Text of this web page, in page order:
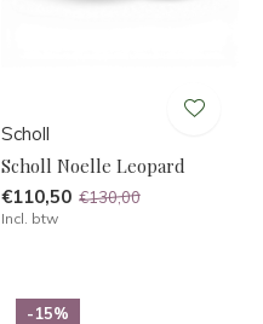
Scholl
Scholl Noelle Leopard
€110,50 €130,00
Incl. btw
-15%